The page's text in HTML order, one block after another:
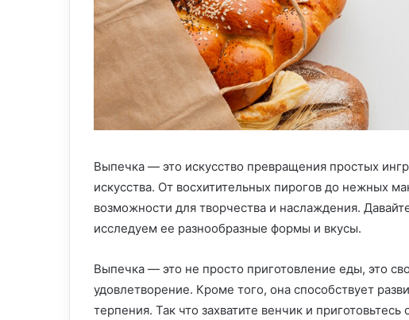
Выпечка — это искусство превращения простых
искусства. От восхитительных пирогов до нежных
возможности для творчества и наслаждения.
исследуем ее разнообразные формы и вкусы.
Выпечка — это не просто приготовление еды, это
удовлетворение. Кроме того, она способствует
терпения. Так что захватите венчик и